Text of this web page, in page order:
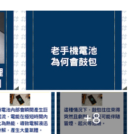
+8